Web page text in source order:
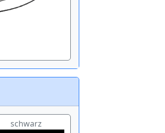
schwarz